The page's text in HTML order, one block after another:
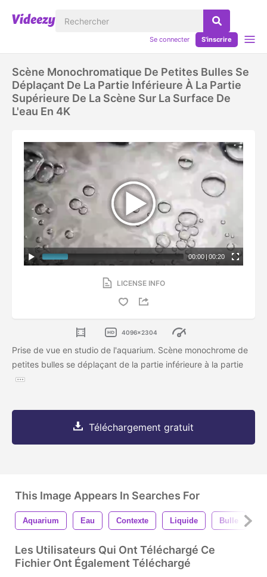
Se connecter S'inscrire
Scène Monochromatique De Petites Bulles Se
Déplaçant De La Partie Inférieure À La Partie
Supérieure De La Scène Sur La Surface De
L'eau En 4K
00:00 | 00:20
LICENSE INFO
4096x2304
Prise de vue en studio de l'aquarium. Scène monochrome de
petites bulles se déplaçant de la partie inférieure à la partie
Téléchargement gratuit
This Image Appears In Searches For
Aquarium Eau Contexte Liquide Bulle
Les Utilisateurs Qui Ont Téléchargé Ce
Fichier Ont Également Téléchargé